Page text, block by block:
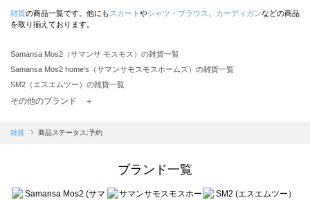
雑貨の商品一覧です。他にも スカート やシャツ・ブラウス カーディガンなどの商品
を取り揃えております。
Samansa Mos2（サマンサ モスモス）の雑貨一覧
Samansa Mos2 home's（サマンサモスモスホームズ）の雑貨一覧
SM2（エスエムツー）の雑貨一覧
TSUHARU by Samansa Mos2（ツハルバイサマンサモスモス）の雑貨一覧
Samansa Mos2 blue（サマンサモスモス ブルー）の雑貨一覧
sō4ū（ソウフォーユー）の雑貨一覧
Te chichi（テチチ）の雑貨一覧
その他のブランド ＋
雑貨 商品ステータス:予約
ブランド一覧